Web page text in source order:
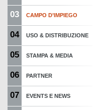
03 CAMPO D’IMPIEGO
04 USO & DISTRIBUZIONE
05 STAMPA & MEDIA
06 PARTNER
07 EVENTS E NEWS